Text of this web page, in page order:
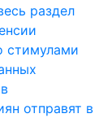
стимулами
отправят в